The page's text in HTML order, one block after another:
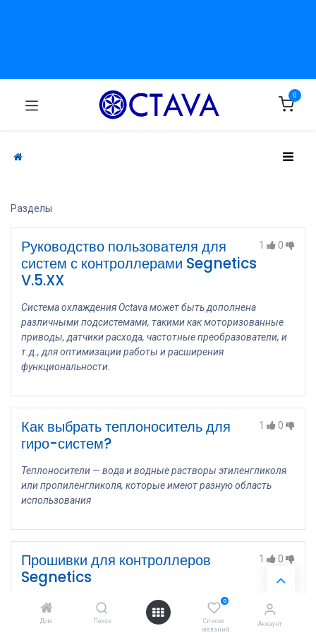
Дом Поиск
0
Список
желаний
Аккаунт
0
Разделы
1 0
Руководство пользователя для
систем с контроллерами Segnetics
V.5.XX
Система охлаждения Octava может быть дополнена
различными подсистемами, такими как моторизованные
приводы, датчики расхода, частотные преобразователи, и
т.д., для оптимизации работы и расширения
функциональности.
1 0
Как выбрать теплоноситель для
гиро-систем?
Теплоносители — вода и водные растворы этиленгликоля
или пропиленгликоля, которые имеют разную область
использования
1 0
Прошивки для контроллеров
Segnetics
Прошивки контроллеров Segnetics